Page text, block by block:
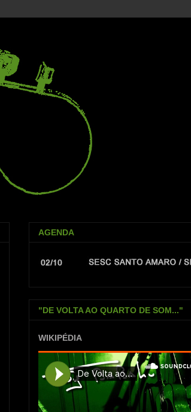
AGENDA
"DE VOLTA AO QUARTO DE SOM..."
WIKIPÉDIA